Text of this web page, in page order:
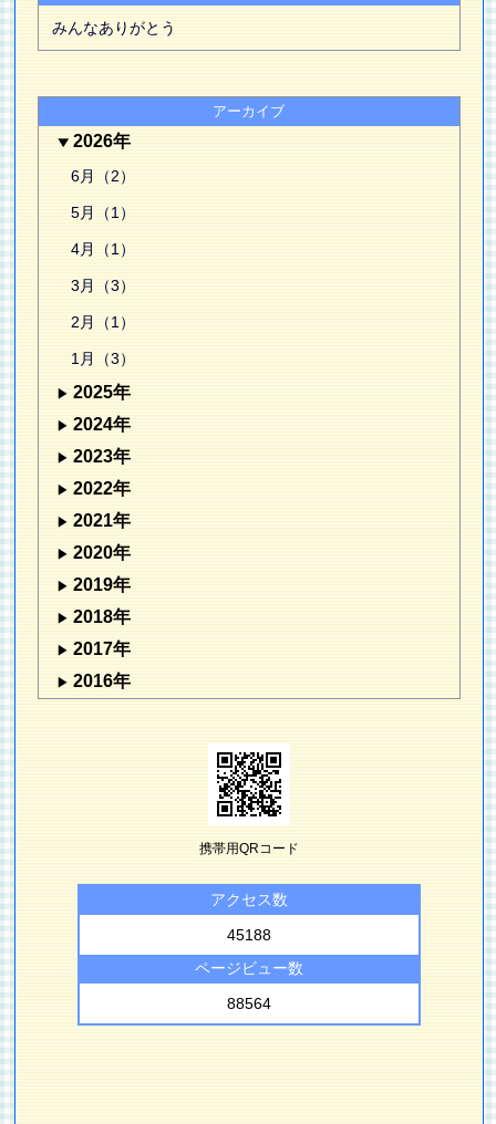
みんなありがとう
アーカイブ
2026年
6月（2）
5月（1）
4月（1）
3月（3）
2月（1）
1月（3）
2025年
2024年
2023年
2022年
2021年
2020年
2019年
2018年
2017年
2016年
携帯用QRコード
アクセス数
45188
ページビュー数
88564